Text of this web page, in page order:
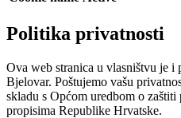
Politika privatnosti
Ova web stranica u vlasništvu je
Bjelovar. Poštujemo vašu
skladu s Općom uredbom o
propisima Republike Hrvatske.